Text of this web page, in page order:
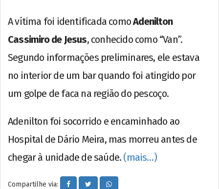
A vítima foi identificada comoAdenilton
Cassimiro de Jesus, conhecido como “Van”.
Segundo informações preliminares, ele estava
no interior de um bar quando foi atingido por
um golpe de faca na região do pescoço.
Adenilton foi socorrido e encaminhado ao
Hospital de Dário Meira, mas morreu antes de
chegar à unidade de saúde. (mais…)
Compartilhe via: